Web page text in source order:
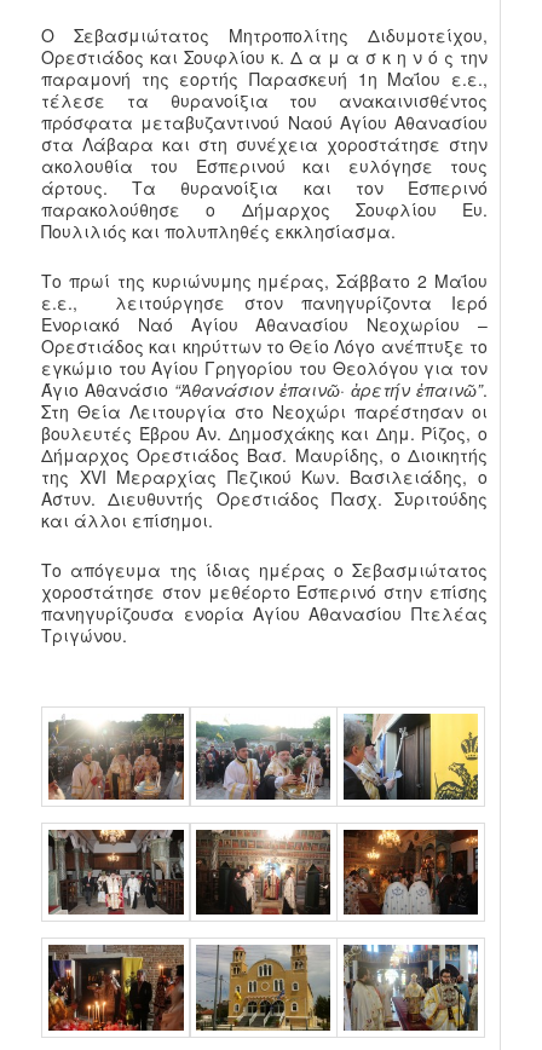
Ο Σεβασμιώτατος Μητροπολίτης Διδυμοτείχου,
Ορεστιάδος και Σουφλίου κ. Δ α μ α σ κ η ν ό ς την
παραμονή της εορτής Παρασκευή 1η Μαΐου ε.ε.,
τέλεσε τα θυρανοίξια του ανακαινισθέντος
πρόσφατα μεταβυζαντινού Ναού Αγίου Αθανασίου
στα Λάβαρα και στη συνέχεια χοροστάτησε στην
ακολουθία του Εσπερινού και ευλόγησε τους
άρτους. Τα θυρανοίξια και τον Εσπερινό
παρακολούθησε ο Δήμαρχος Σουφλίου Ευ.
Πουλιλιός και πολυπληθές εκκλησίασμα.
Το πρωί της κυριώνυμης ημέρας, Σάββατο 2 Μαΐου
ε.ε., λειτούργησε στον πανηγυρίζοντα Ιερό
Ενοριακό Ναό Αγίου Αθανασίου Νεοχωρίου –
Ορεστιάδος και κηρύττων το Θείο Λόγο ανέπτυξε το
εγκώμιο του Αγίου Γρηγορίου του Θεολόγου για τον
Άγιο Αθανάσιο “Ἀθανάσιον ἐπαινῶ· ἀρετήν ἐπαινῶ”.
Στη Θεία Λειτουργία στο Νεοχώρι παρέστησαν οι
βουλευτές Έβρου Αν. Δημοσχάκης και Δημ. Ρίζος, ο
Δήμαρχος Ορεστιάδος Βασ. Μαυρίδης, ο Διοικητής
της XVI Μεραρχίας Πεζικού Κων. Βασιλειάδης, ο
Αστυν. Διευθυντής Ορεστιάδος Πασχ. Συριτούδης
και άλλοι επίσημοι.
Το απόγευμα της ίδιας ημέρας ο Σεβασμιώτατος
χοροστάτησε στον μεθέορτο Εσπερινό στην επίσης
πανηγυρίζουσα ενορία Αγίου Αθανασίου Πτελέας
Τριγώνου.